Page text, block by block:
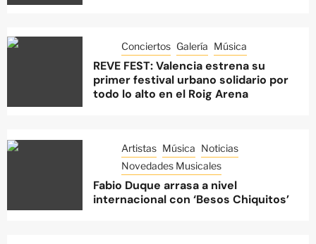
Conciertos Galería Música
REVE FEST: Valencia estrena su
primer festival urbano solidario por
todo lo alto en el Roig Arena
Artistas Música Noticias
Novedades Musicales
Fabio Duque arrasa a nivel
internacional con ‘Besos Chiquitos’